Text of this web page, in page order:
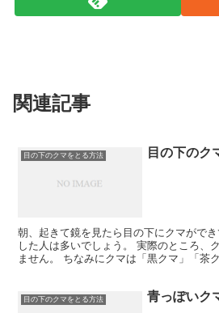
関連記事
目の下のクマをとる方法 目の下のク
朝、起きて鏡を見たら目の下にクマがで
した人は多いでしょう。 実際のところ、
ません。 ちなみにクマは「黒クマ」「茶
目の下のクマをとる方法 青っぽいク